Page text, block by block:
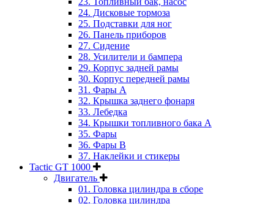
24. Дисковые тормоза
25. Подставки для ног
26. Панель приборов
27. Сидение
28. Усилители и бампера
29. Корпус задней рамы
30. Корпус передней рамы
31. Фары А
32. Крышка заднего фонаря
33. Лебедка
34. Крышки топливного бака А
35. Фары
36. Фары B
37. Наклейки и стикеры
Tactic GT 1000
Двигатель
01. Головка цилиндра в сборе
02. Головка цилиндра